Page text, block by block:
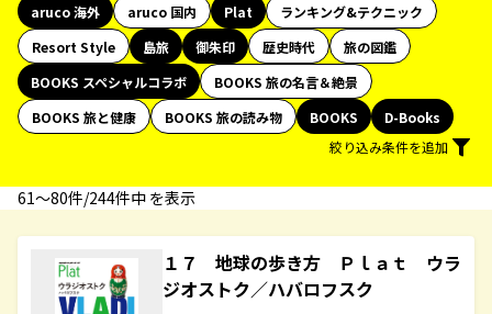
aruco 海外
aruco 国内 Plat
ランキング&テクニック
Resort Style
島旅 御朱印 歴史時代
旅の図鑑
BOOKS スペシャルコラボ
BOOKS 旅の名言＆絶景
BOOKS 旅と健康
BOOKS 旅の読み物 BOOKS
D-Books
絞り込み条件を追加
61〜80件/244件中 を表示
１７ 地球の歩き方 Ｐｌａｔ ウラ
ジオストク／ハバロフスク